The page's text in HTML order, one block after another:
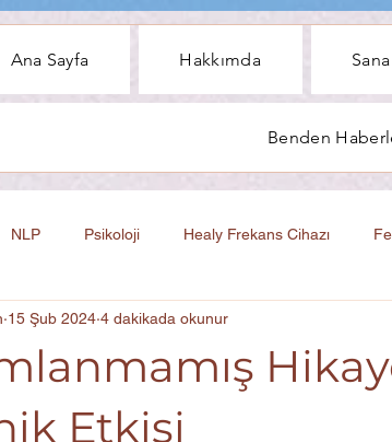
Ana Sayfa Hakkımda
Benden
NLP Psikoloji Healy Frekans Cihazı
Etkisi
15 Şub 2024 4 dakikada okunur